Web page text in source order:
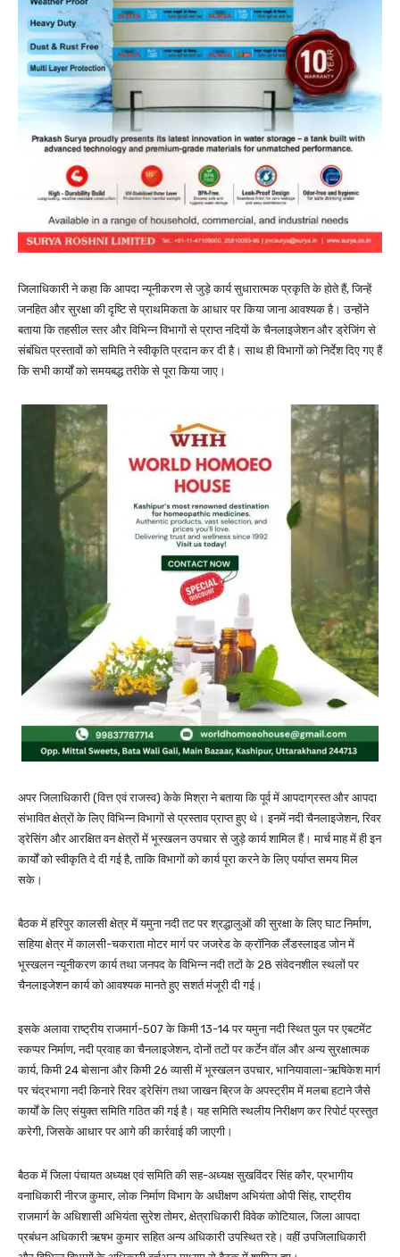
जिलाधिकारी ने कहा कि आपदा न्यूनीकरण से जुड़े कार्य सुधारात्मक प्रकृति के होते हैं, जिन्हें
जनहित और सुरक्षा की दृष्टि से प्राथमिकता के आधार पर किया जाना आवश्यक है। उन्होंने
बताया कि तहसील स्तर और विभिन्न विभागों से प्राप्त नदियों के चैनलाइजेशन और ड्रेजिंग से
संबंधित प्रस्तावों को समिति ने स्वीकृति प्रदान कर दी है। साथ ही विभागों को निर्देश दिए गए हैं
कि सभी कार्यों को समयबद्ध तरीके से पूरा किया जाए।
अपर जिलाधिकारी (वित्त एवं राजस्व) केके मिश्रा ने बताया कि पूर्व में आपदाग्रस्त और आपदा
संभावित क्षेत्रों के लिए विभिन्न विभागों से प्रस्ताव प्राप्त हुए थे। इनमें नदी चैनलाइजेशन, रिवर
ड्रेसिंग और आरक्षित वन क्षेत्रों में भूस्खलन उपचार से जुड़े कार्य शामिल हैं। मार्च माह में ही इन
कार्यों को स्वीकृति दे दी गई है, ताकि विभागों को कार्य पूरा करने के लिए पर्याप्त समय मिल
सके।
बैठक में हरिपुर कालसी क्षेत्र में यमुना नदी तट पर श्रद्धालुओं की सुरक्षा के लिए घाट निर्माण,
सहिया क्षेत्र में कालसी-चकराता मोटर मार्ग पर जजरेड के क्रॉनिक लैंडस्लाइड जोन में
भूस्खलन न्यूनीकरण कार्य तथा जनपद के विभिन्न नदी तटों के 28 संवेदनशील स्थलों पर
चैनलाइजेशन कार्य को आवश्यक मानते हुए सशर्त मंजूरी दी गई।
इसके अलावा राष्ट्रीय राजमार्ग-507 के किमी 13-14 पर यमुना नदी स्थित पुल पर एबटमेंट
स्कप्पर निर्माण, नदी प्रवाह का चैनलाइजेशन, दोनों तटों पर कर्टेन वॉल और अन्य सुरक्षात्मक
कार्य, किमी 24 बोसाना और किमी 26 व्यासी में भूस्खलन उपचार, भानियावाला-ऋषिकेश मार्ग
पर चंद्रभागा नदी किनारे रिवर ड्रेसिंग तथा जाखन ब्रिज के अपस्ट्रीम में मलबा हटाने जैसे
कार्यों के लिए संयुक्त समिति गठित की गई है। यह समिति स्थलीय निरीक्षण कर रिपोर्ट प्रस्तुत
करेगी, जिसके आधार पर आगे की कार्रवाई की जाएगी।
बैठक में जिला पंचायत अध्यक्ष एवं समिति की सह-अध्यक्ष सुखविंदर सिंह कौर, प्रभागीय
वनाधिकारी नीरज कुमार, लोक निर्माण विभाग के अधीक्षण अभियंता ओपी सिंह, राष्ट्रीय
राजमार्ग के अधिशासी अभियंता सुरेश तोमर, क्षेत्राधिकारी विवेक कोटियाल, जिला आपदा
प्रबंधन अधिकारी ऋषभ कुमार सहित अन्य अधिकारी उपस्थित रहे। वहीं उपजिलाधिकारी